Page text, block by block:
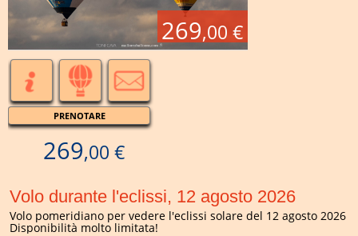
269,00 €
PRENOTARE
269,00 €
Volo durante l'eclissi, 12 agosto 2026
Volo pomeridiano per vedere l'eclissi solare del 12 agosto 2026
Disponibilità molto limitata!